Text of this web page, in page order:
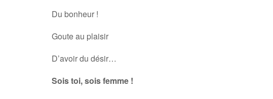
Du bonheur !
Goute au plaisir
D’avoir du désir…
Sois toi, sois femme !